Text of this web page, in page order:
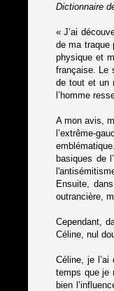
Dictionnaire
« J’ai
de ma traque
physique et
française. Le
de tout et un
l’homme
A mon avis,
l’extrême-
basiques de
Ensuite,
outrancière,
Cependant,
Céline, nul
Céline, je
temps que je
bien